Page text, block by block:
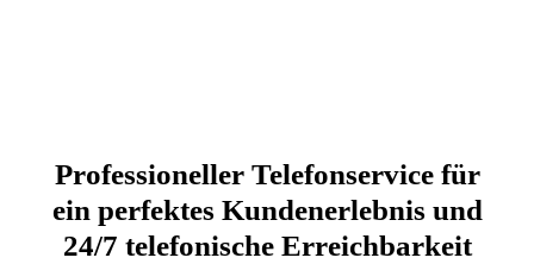
Professioneller Telefonservice für
ein perfektes Kundenerlebnis und
24/7 telefonische Erreichbarkeit